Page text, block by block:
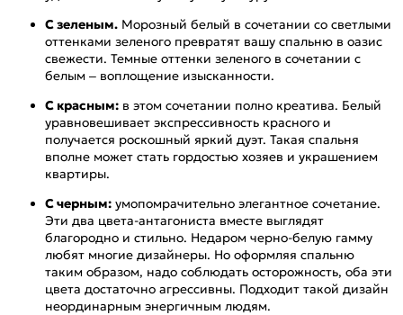
С зеленым. Морозный белый в сочетании со светлыми
оттенками зеленого превратят вашу спальню в оазис
свежести. Темные оттенки зеленого в сочетании с
белым – воплощение изысканности.
С красным: в этом сочетании полно креатива. Белый
уравновешивает экспрессивность красного и
получается роскошный яркий дуэт. Такая спальня
вполне может стать гордостью хозяев и украшением
квартиры.
С черным: умопомрачительно элегантное сочетание.
Эти два цвета-антагониста вместе выглядят
благородно и стильно. Недаром черно-белую гамму
любят многие дизайнеры. Но оформляя спальню
таким образом, надо соблюдать осторожность, оба эти
цвета достаточно агрессивны. Подходит такой дизайн
неординарным энергичным людям.